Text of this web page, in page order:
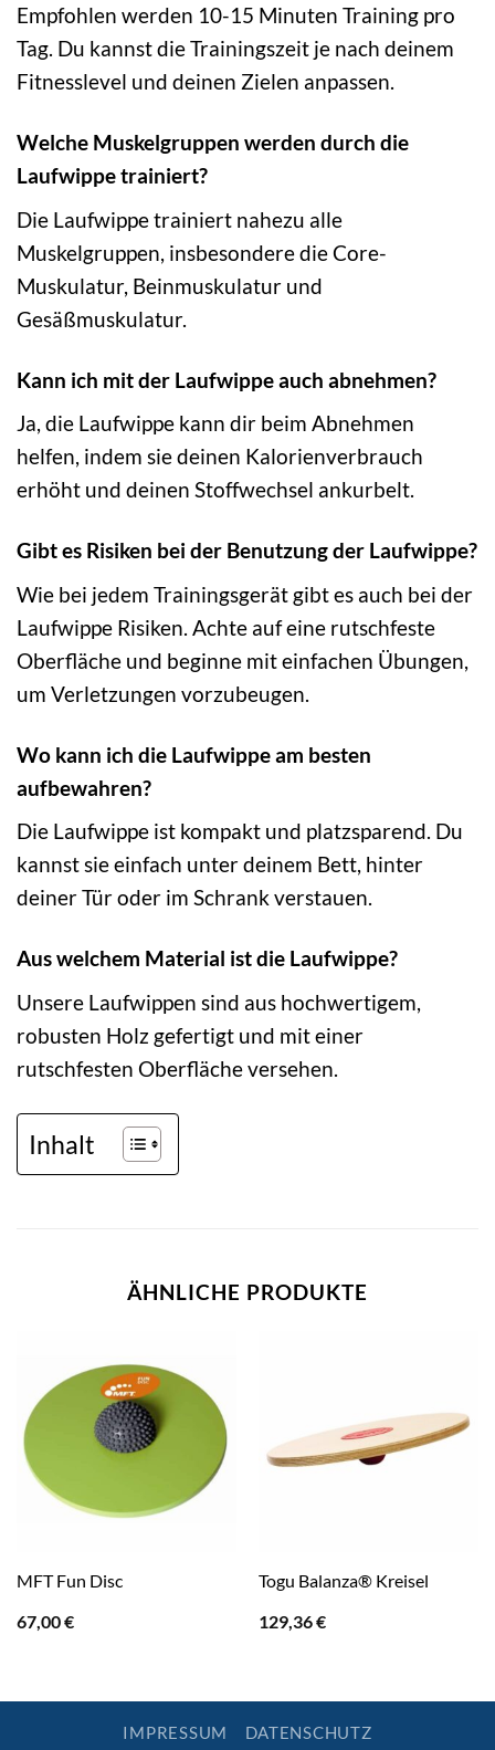
Empfohlen werden 10-15 Minuten Training pro
Tag. Du kannst die Trainingszeit je nach deinem
Fitnesslevel und deinen Zielen anpassen.
Welche Muskelgruppen werden durch die
Laufwippe trainiert?
Die Laufwippe trainiert nahezu alle
Muskelgruppen, insbesondere die Core-
Muskulatur, Beinmuskulatur und
Gesäßmuskulatur.
Kann ich mit der Laufwippe auch abnehmen?
Ja, die Laufwippe kann dir beim Abnehmen
helfen, indem sie deinen Kalorienverbrauch
erhöht und deinen Stoffwechsel ankurbelt.
Gibt es Risiken bei der Benutzung der Laufwippe?
Wie bei jedem Trainingsgerät gibt es auch bei der
Laufwippe Risiken. Achte auf eine rutschfeste
Oberfläche und beginne mit einfachen Übungen,
um Verletzungen vorzubeugen.
Wo kann ich die Laufwippe am besten
aufbewahren?
Die Laufwippe ist kompakt und platzsparend. Du
kannst sie einfach unter deinem Bett, hinter
deiner Tür oder im Schrank verstauen.
Aus welchem Material ist die Laufwippe?
Unsere Laufwippen sind aus hochwertigem,
robusten Holz gefertigt und mit einer
rutschfesten Oberfläche versehen.
Inhalt
ÄHNLICHE PRODUKTE
MFT Fun Disc
67,00€
Togu Balanza® Kreisel
129,36€
IMPRESSUM DATENSCHUTZ